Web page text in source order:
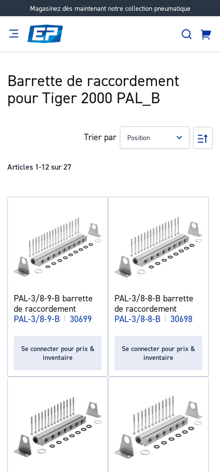
Magasinez dès maintenant notre collection pneumatique
Aller
Barrette de raccordement
pour Tiger 2000 PAL_B
Articles 1-12 sur27
Trier par
Par
PAL-3/8-9-B barrette
de raccordement
PAL-3/8-9-B | 30699
Se connecter pour prix &
inventaire
PAL-3/8-8-B barrette
de raccordement
PAL-3/8-8-B | 30698
Se connecter pour prix &
inventaire